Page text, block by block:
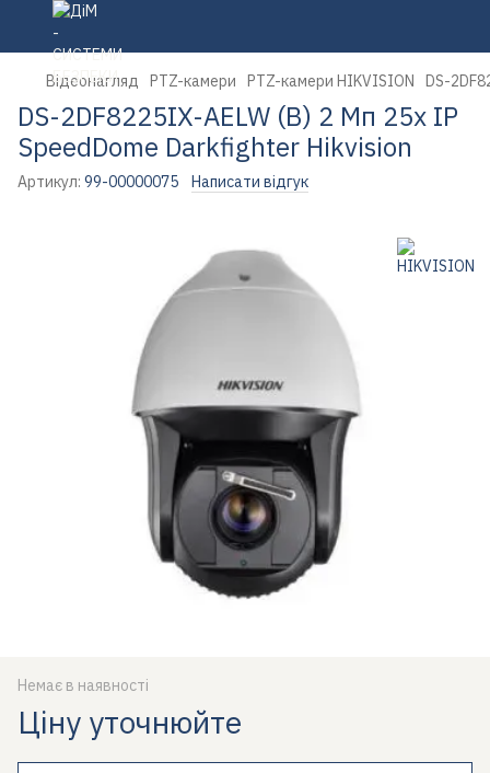
Відеонагляд PTZ-камери PTZ-камери HIKVISION DS-
DS-2DF8225IX-AELW (B) 2 Мп 25х IP
SpeedDome Darkfighter Hikvision
Артикул: 99-00000075 Написати відгук
Немає в наявності
Ціну уточнюйте